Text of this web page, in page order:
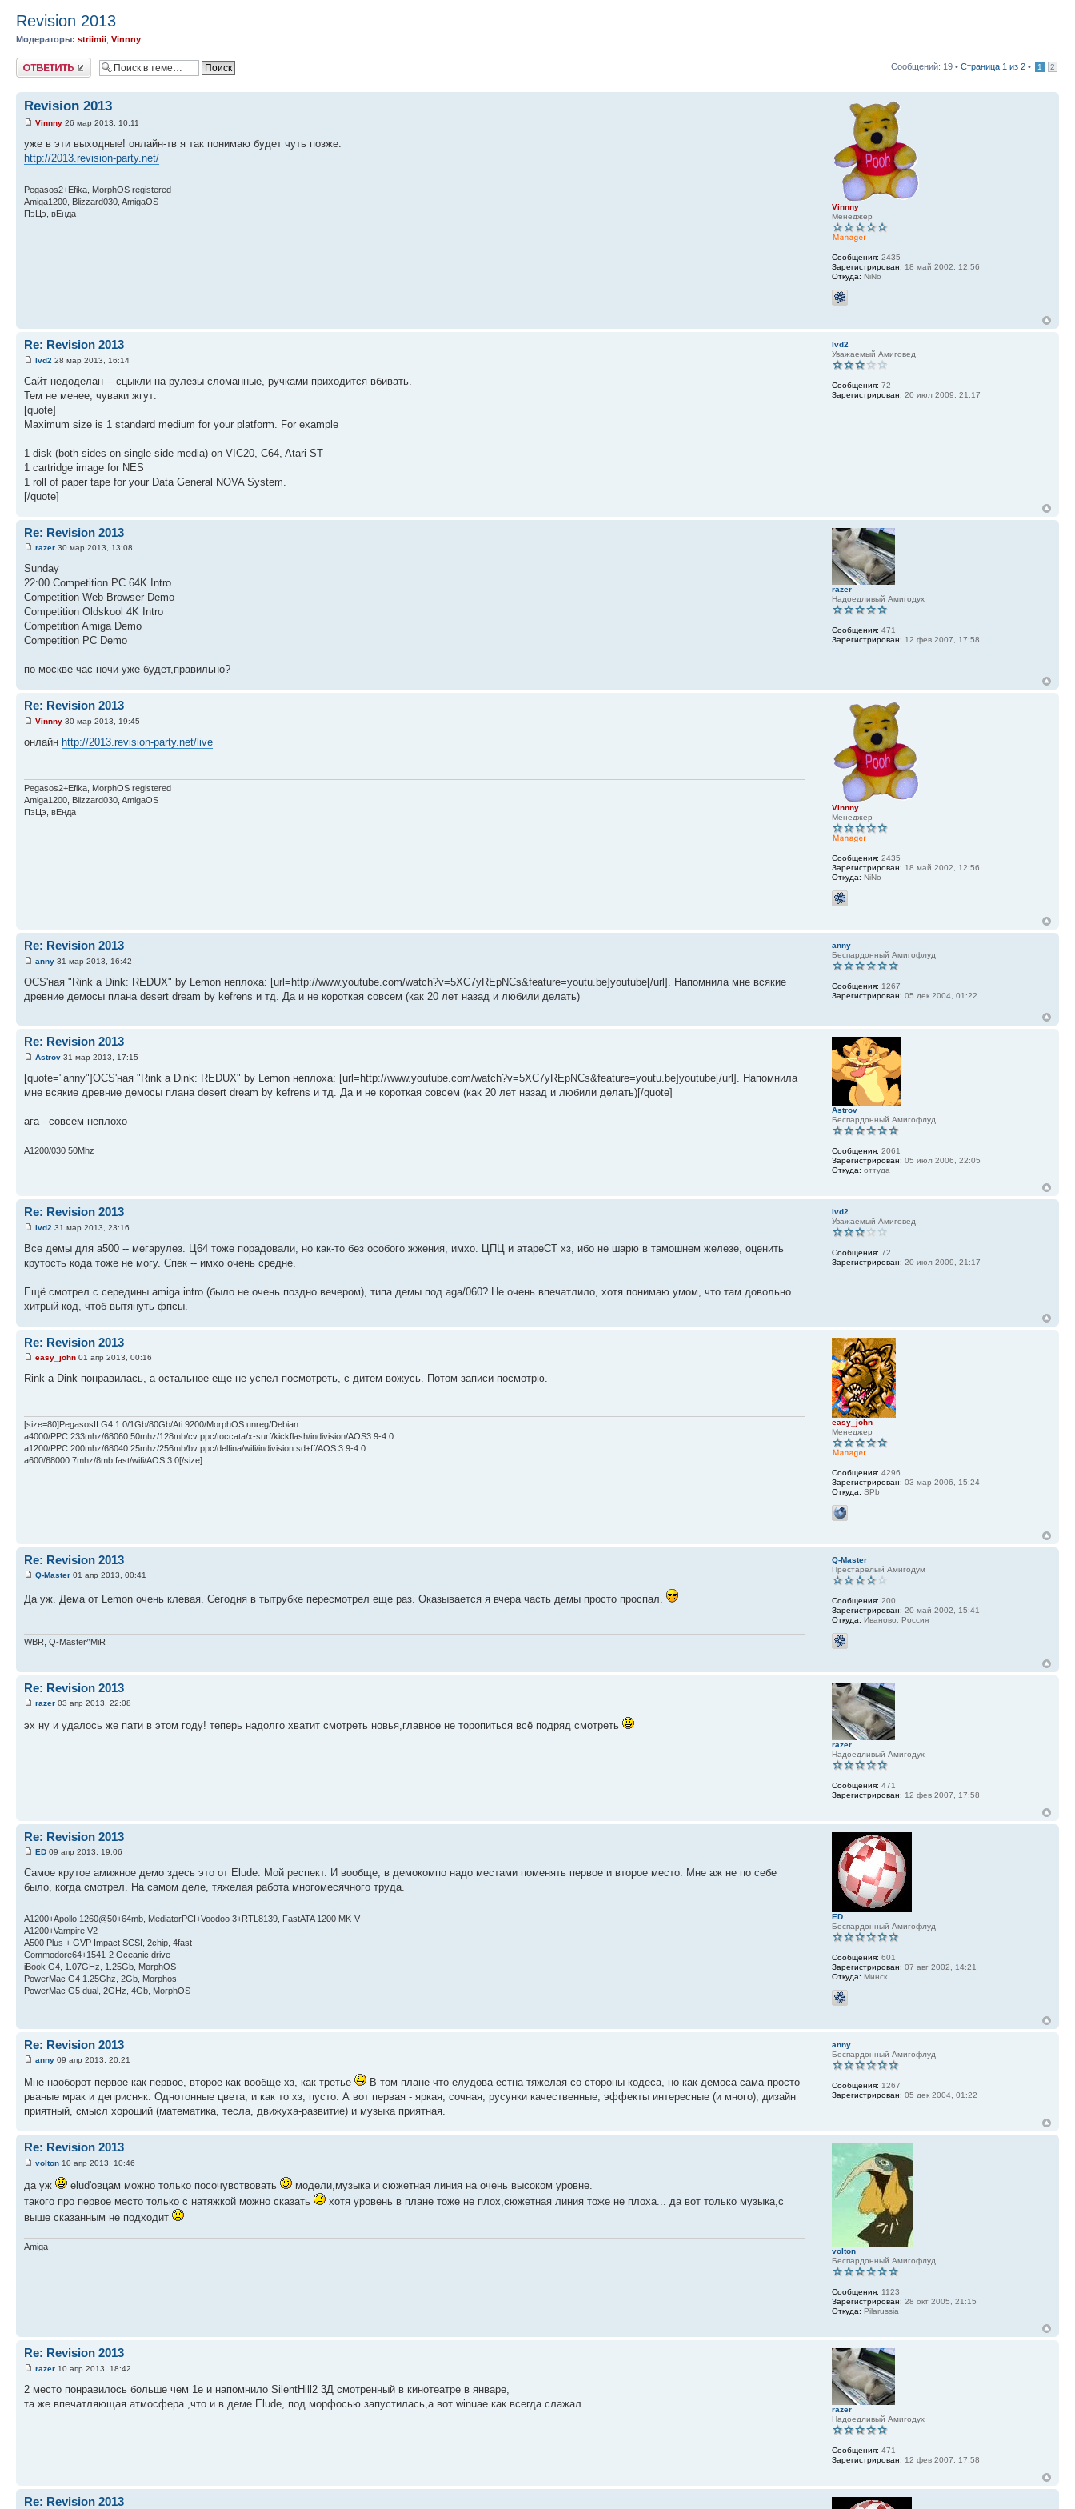
Revision 2013
Модераторы: striimii Vinnny
Ответить Сообщений: 19 • Страница 1 из 2 • 1 2
Revision 2013
Vinnny 26 мар 2013, 10:11
уже в эти выходные! онлайн-тв я так понимаю будет чуть позже.
http://2013.revision-party.net/
Pegasos2+Efika, MorphOS registered
Amiga1200, Blizzard030, AmigaOS
ПэЦэ, вЕнда
Vinnny
Менеджер
Сообщения: 2435
Зарегистрирован: 18 май 2002, 12:56
Откуда: NiNo
Re: Revision 2013
lvd2 28 мар 2013, 16:14
Сайт недоделан -- сцыкли на рулезы сломанные, ручками приходится вбивать.
Тем не менее, чуваки жгут:
[quote]
Maximum size is 1 standard medium for your platform. For example
1 disk (both sides on single-side media) on VIC20, C64, Atari ST
1 cartridge image for NES
1 roll of paper tape for your Data General NOVA System.
[/quote]
lvd2
Уважаемый Амиговед
Сообщения: 72
Зарегистрирован: 20 июл 2009, 21:17
Re: Revision 2013
razer 30 мар 2013, 13:08
Sunday
22:00 Competition PC 64K Intro
Competition Web Browser Demo
Competition Oldskool 4K Intro
Competition Amiga Demo
Competition PC Demo
по москве час ночи уже будет,правильно?
razer
Надоедливый Амигодух
Сообщения: 471
Зарегистрирован: 12 фев 2007, 17:58
Re: Revision 2013
Vinnny 30 мар 2013, 19:45
онлайн http://2013.revision-party.net/live
Pegasos2+Efika, MorphOS registered
Amiga1200, Blizzard030, AmigaOS
ПэЦэ, вЕнда
Vinnny
Менеджер
Сообщения: 2435
Зарегистрирован: 18 май 2002, 12:56
Откуда: NiNo
Re: Revision 2013
anny 31 мар 2013, 16:42
OCS'ная "Rink a Dink: REDUX" by Lemon неплоха: [url=http://www.youtube.com/watch?v=5XC7yREpNCs&feature=youtu.be]youtube[/url]. Напомнила мне всякие
древние демосы плана desert dream by kefrens и тд. Да и не короткая совсем (как 20 лет назад и любили делать)
anny
Беспардонный Амигофлуд
Сообщения: 1267
Зарегистрирован: 05 дек 2004, 01:22
Re: Revision 2013
Astrov 31 мар 2013, 17:15
[quote="anny"]OCS'ная "Rink a Dink: REDUX" by Lemon неплоха: [url=http://www.youtube.com/watch?v=5XC7yREpNCs&feature=youtu.be]youtube[/url]. Напомнила
мне всякие древние демосы плана desert dream by kefrens и тд. Да и не короткая совсем (как 20 лет назад и любили делать)[/quote]
ага - совсем неплохо
A1200/030 50Mhz
Astrov
Беспардонный Амигофлуд
Сообщения: 2061
Зарегистрирован: 05 июл 2006, 22:05
Откуда: оттуда
Re: Revision 2013
lvd2 31 мар 2013, 23:16
Все демы для а500 -- мегарулез. Ц64 тоже порадовали, но как-то без особого жжения, имхо. ЦПЦ и атареСТ хз, ибо не шарю в тамошнем железе, оценить
крутость кода тоже не могу. Спек -- имхо очень средне.
Ещё смотрел с середины amiga intro (было не очень поздно вечером), типа демы под aga/060? Не очень впечатлило, хотя понимаю умом, что там довольно
хитрый код, чтоб вытянуть фпсы.
lvd2
Уважаемый Амиговед
Сообщения: 72
Зарегистрирован: 20 июл 2009, 21:17
Re: Revision 2013
easy_john 01 апр 2013, 00:16
Rink a Dink понравилась, а остальное еще не успел посмотреть, с дитем вожусь. Потом записи посмотрю.
[size=80]PegasosII G4 1.0/1Gb/80Gb/Ati 9200/MorphOS unreg/Debian
a4000/PPC 233mhz/68060 50mhz/128mb/cv ppc/toccata/x-surf/kickflash/indivision/AOS3.9-4.0
a1200/PPC 200mhz/68040 25mhz/256mb/bv ppc/delfina/wifi/indivision sd+ff/AOS 3.9-4.0
a600/68000 7mhz/8mb fast/wifi/AOS 3.0[/size]
easy_john
Менеджер
Сообщения: 4296
Зарегистрирован: 03 мар 2006, 15:24
Откуда: SPb
Re: Revision 2013
Q-Master 01 апр 2013, 00:41
Да уж. Дема от Lemon очень клевая. Сегодня в тытрубке пересмотрел еще раз. Оказывается я вчера часть демы просто проспал.
WBR, Q-Master^MiR
Q-Master
Престарелый Амигодум
Сообщения: 200
Зарегистрирован: 20 май 2002, 15:41
Откуда: Иваново, Россия
Re: Revision 2013
razer 03 апр 2013, 22:08
эх ну и удалось же пати в этом году! теперь надолго хватит смотреть новья,главное не торопиться всё подряд смотреть
razer
Надоедливый Амигодух
Сообщения: 471
Зарегистрирован: 12 фев 2007, 17:58
Re: Revision 2013
ED 09 апр 2013, 19:06
Самое крутое амижное демо здесь это от Elude. Мой респект. И вообще, в демокомпо надо местами поменять первое и второе место. Мне аж не по себе
было, когда смотрел. На самом деле, тяжелая работа многомесячного труда.
A1200+Apollo 1260@50+64mb, MediatorPCI+Voodoo 3+RTL8139, FastATA 1200 MK-V
A1200+Vampire V2
А500 Plus + GVP Impact SCSI, 2chip, 4fast
Commodore64+1541-2 Oceanic drive
iBook G4, 1.07GHz, 1.25Gb, MorphOS
PowerMac G4 1.25Ghz, 2Gb, Morphos
PowerMac G5 dual, 2GHz, 4Gb, MorphOS
ED
Беспардонный Амигофлуд
Сообщения: 601
Зарегистрирован: 07 авг 2002, 14:21
Откуда: Минск
Re: Revision 2013
anny 09 апр 2013, 20:21
Мне наоборот первое как первое, второе как вообще хз, как третье
В том плане что елудова естна тяжелая со стороны кодеса, но как демоса сама просто
рваные мрак и деприсняк. Однотонные цвета, и как то хз, пусто. А вот первая - яркая, сочная, русунки качественные, эффекты интересные (и много), дизайн
приятный, смысл хороший (математика, тесла, движуха-развитие) и музыка приятная.
anny
Беспардонный Амигофлуд
Сообщения: 1267
Зарегистрирован: 05 дек 2004, 01:22
Re: Revision 2013
volton 10 апр 2013, 10:46
да уж elud'овцам можно только посочувствовать
модели,музыка и сюжетная линия на очень высоком уровне.
такого про первое место только с натяжкой можно сказать
хотя уровень в плане тоже не плох,сюжетная линия тоже не плоха... да вот только музыка,с
выше сказанным не подходит
Amiga
volton
Беспардонный Амигофлуд
Сообщения: 1123
Зарегистрирован: 28 окт 2005, 21:15
Откуда: Pilarussia
Re: Revision 2013
razer 10 апр 2013, 18:42
2 место понравилось больше чем 1е и напомнило SilentHill2 3Д смотренный в кинотеатре в январе,
та же впечатляющая атмосфера ,что и в деме Elude, под морфосью запустилась,а вот winuae как всегда слажал.
razer
Надоедливый Амигодух
Сообщения: 471
Зарегистрирован: 12 фев 2007, 17:58
Re: Revision 2013